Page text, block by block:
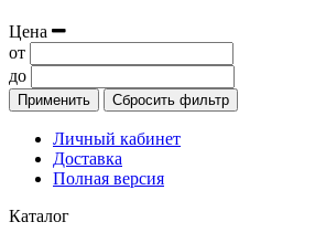
Цена
от
до
Применить Сбросить фильтр
Личный кабинет
Доставка
Полная версия
Каталог